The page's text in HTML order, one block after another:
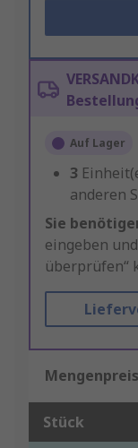
Auf Lager
3
anderen
Sie
eingeben
überprüfen“
Stück